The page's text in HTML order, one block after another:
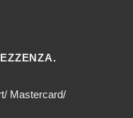
Mastercard/